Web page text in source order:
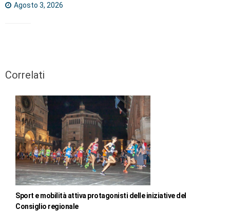
Agosto 3, 2026
Correlati
Sport e mobilità attiva protagonisti delle iniziative del
Consiglio regionale